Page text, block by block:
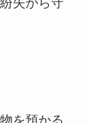
を預かる